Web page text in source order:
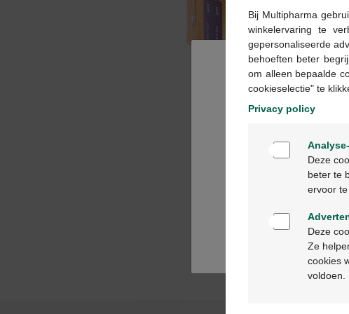
Bij Multipharma
winkelervaring te
gepersonaliseerde
behoeften beter
om alleen bepaalde
cookieselectie" te
Privacy policy
Deze
beter te
ervoor
Deze
Ze
cookies
voldoen.